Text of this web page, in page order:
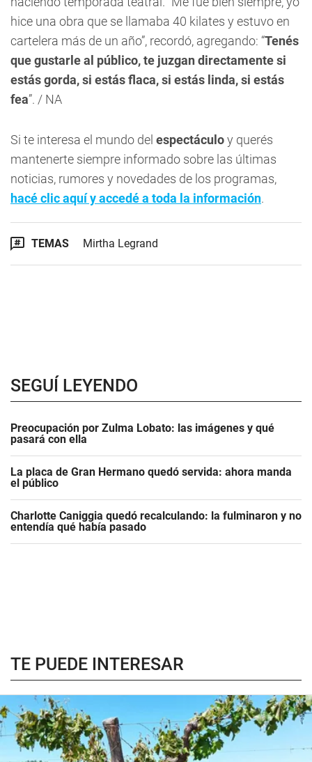
hice una obra que se llamaba 40 kilates y estuvo en
cartelera más de un año”, recordó, agregando: “Tenés
que gustarle al público, te juzgan directamente si
estás gorda, si estás flaca, si estás linda, si estás
fea”. / NA
Si te interesa el mundo del espectáculoy querés
mantenerte siempre informado sobre las últimas
noticias, rumores y novedades de los programas,
hacé clic aquí y accedé a toda la información.
TEMAS Mirtha Legrand
SEGUÍ LEYENDO
Preocupación por Zulma Lobato: las imágenes y qué
pasará con ella
La placa de Gran Hermano quedó servida: ahora manda
el público
Charlotte Caniggia quedó recalculando: la fulminaron y no
entendía qué había pasado
TE PUEDE INTERESAR